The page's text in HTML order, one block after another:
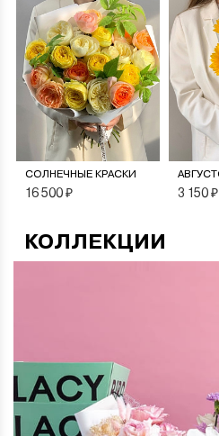
СОЛНЕЧНЫЕ КРАСКИ
16 500 ₽ 3 150 ₽
КОЛЛЕКЦИИ